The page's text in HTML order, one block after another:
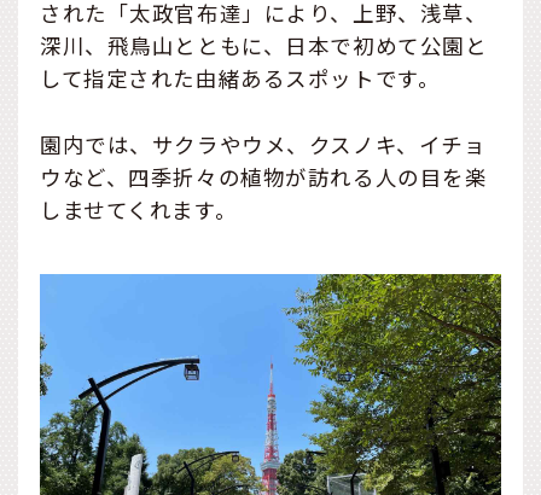
された「太政官布達」により、上野、浅草、
深川、飛鳥山とともに、日本で初めて公園と
して指定された由緒あるスポットです。
園内では、サクラやウメ、クスノキ、イチョ
ウなど、四季折々の植物が訪れる人の目を楽
しませてくれます。